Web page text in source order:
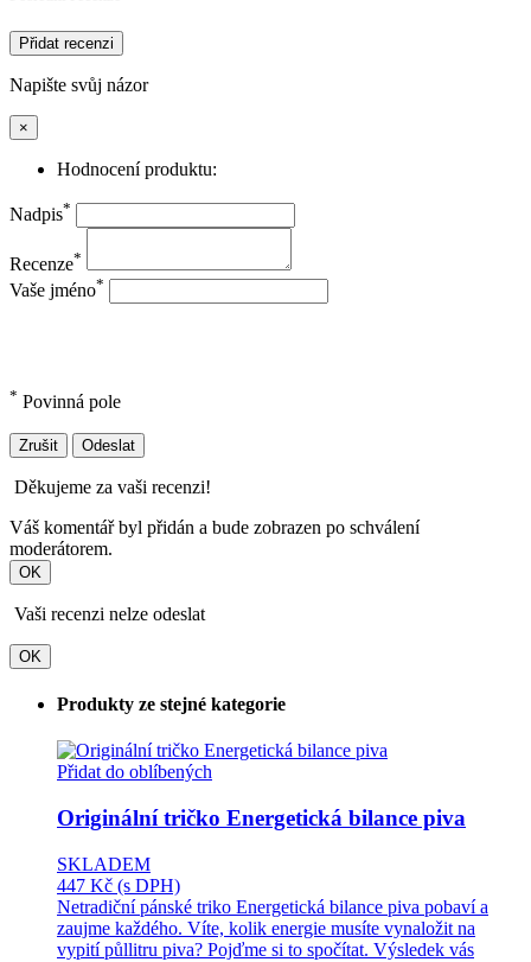
Přidat recenzi
Napište svůj názor
×
Hodnocení produktu:
Nadpis*
Recenze*
Vaše jméno*
* Povinná pole
Zrušit Odeslat
Děkujeme za vaši recenzi!
Váš komentář byl přidán a bude zobrazen po schválení
moderátorem.
OK
Vaši recenzi nelze odeslat
OK
Produkty ze stejné kategorie
Přidat do oblíbených
Originální tričko Energetická bilance piva
SKLADEM
447 Kč (s DPH)
Netradiční pánské triko Energetická bilance piva pobaví a
zaujme každého. Víte, kolik energie musíte vynaložit na
vypití půllitru piva? Pojďme si to spočítat. Výsledek vás